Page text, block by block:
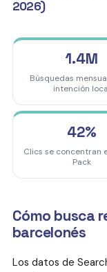
2026)
1.4M
Búsquedas
intención
42%
Clics se concentran
Pack
Cómo busca
barcelonés
Los datos de